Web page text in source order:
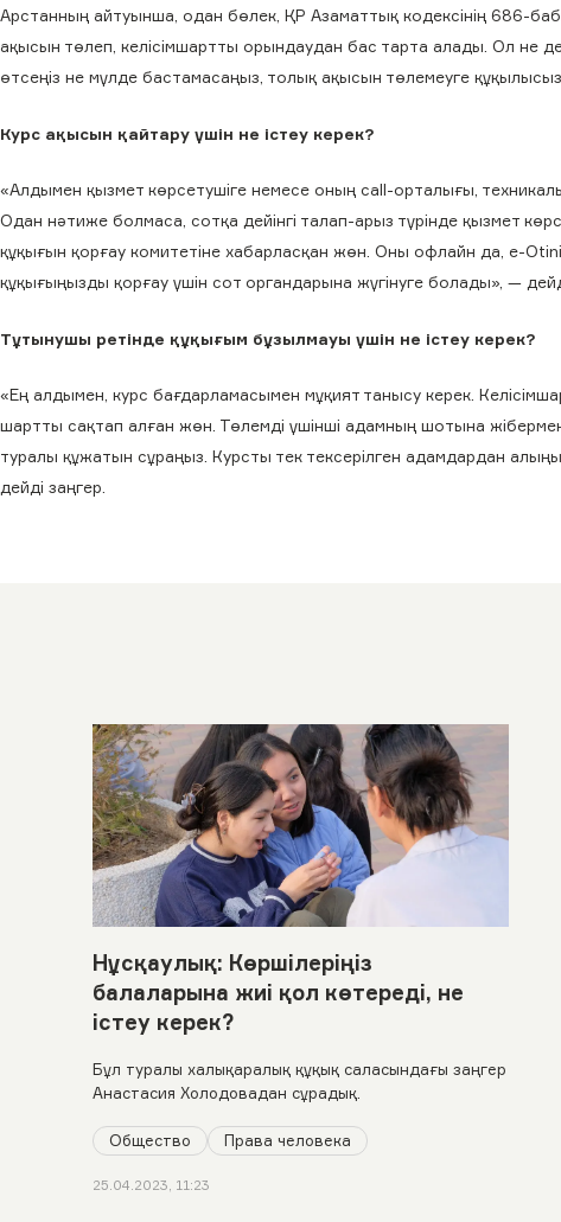
Арстанның айтуынша, одан бөлек, ҚР Азаматтық кодексінің 686-
ақысын төлеп, келісімшартты орындаудан бас тарта алады. Ол не
өтсеңіз не мүлде бастамасаңыз, толық ақысын төлемеуге
Курс ақысын қайтару үшін не істеу керек?
«Алдымен қызмет көрсетушіге немесе оның call-орталығы,
Одан нәтиже болмаса, сотқа дейінгі талап-арыз түрінде қызмет
құқығын қорғау комитетіне хабарласқан жөн. Оны офлайн да, e-
құқығыңызды қорғау үшін сот органдарына жүгінуге болады», —
Тұтынушы ретінде құқығым бұзылмауы үшін не істеу керек?
«Ең алдымен, курс бағдарламасымен мұқият танысу керек.
шартты сақтап алған жөн. Төлемді үшінші адамның шотына
туралы құжатын сұраңыз. Курсты тек тексерілген адамдардан
дейді заңгер.
Нұсқаулық: Көршілеріңіз
балаларына жиі қол көтереді, не
істеу керек?
Бұл туралы халықаралық құқық саласындағы заңгер
Анастасия Холодовадан сұрадық.
Общество Права человека
25.04.2023, 11:23